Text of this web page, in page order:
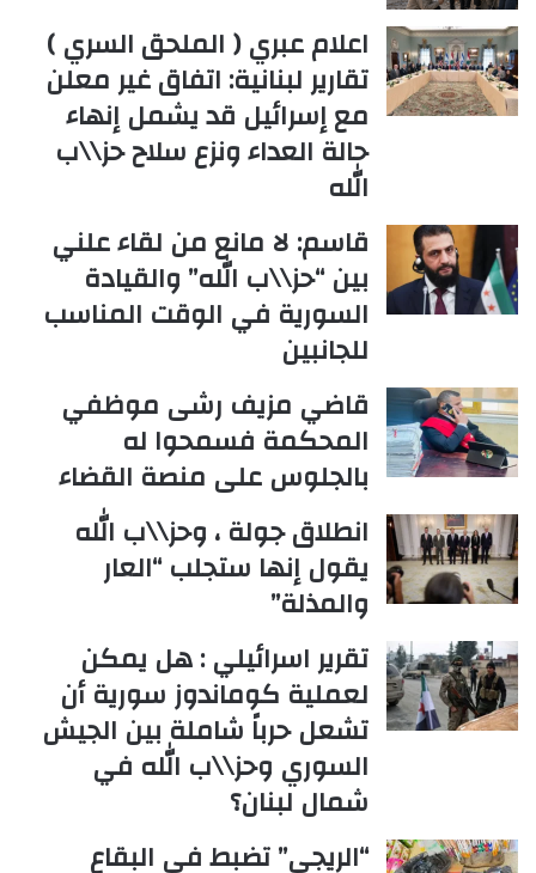
اعلام عبري ( الملحق السري )
تقارير لبنانية: اتفاق غير معلن
مع إسرائيل قد يشمل إنهاء
حالة العداء ونزع سلاح حز\\ب
الله
قاسم: لا مانع من لقاء علني
بين “حز\\ب الله” والقيادة
السورية في الوقت المناسب
للجانبين
قاضي مزيف رشى موظفي
المحكمة فسمحوا له
بالجلوس على منصة القضاء
انطلاق جولة ، وحز\\ب الله
يقول إنها ستجلب “العار
والمذلة”
تقرير اسرائيلي : هل يمكن
لعملية كوماندوز سورية أن
تشعل حرباً شاملة بين الجيش
السوري وحز\\ب الله في
شمال لبنان؟
“الريجي” تضبط في البقاع